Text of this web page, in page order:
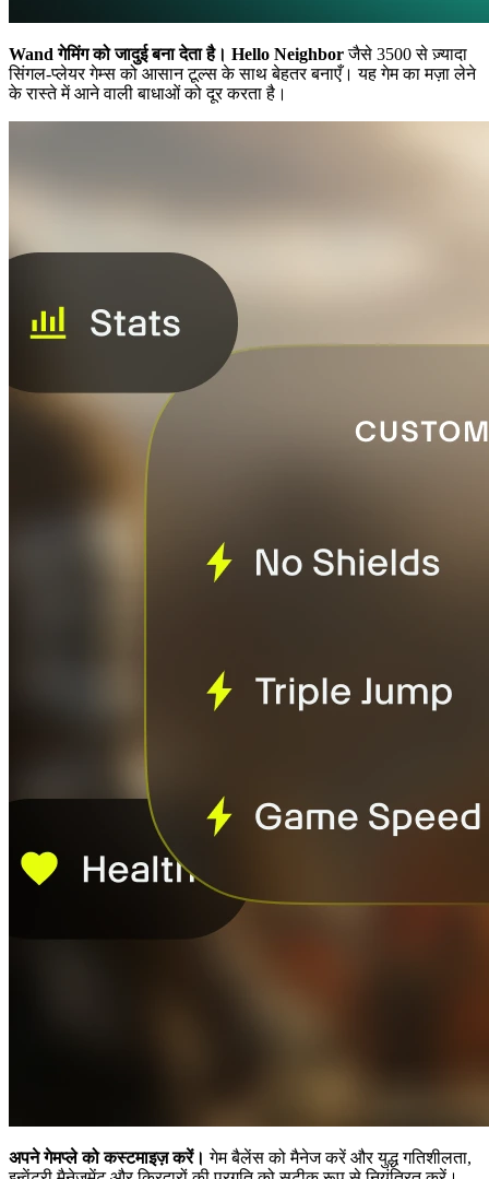
Wand गेमिंग को जादुई बना देता है। Hello Neighborजैसे 3500 से ज़्यादा
सिंगल-प्लेयर गेम्स को आसान टूल्स के साथ बेहतर बनाएँ। यह गेम का मज़ा लेने
के रास्ते में आने वाली बाधाओं को दूर करता है।
अपने गेमप्ले को कस्टमाइज़ करें। गेम बैलेंस को मैनेज करें और युद्ध गतिशीलता,